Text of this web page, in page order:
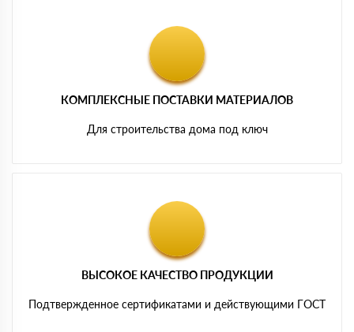
КОМПЛЕКСНЫЕ ПОСТАВКИ МАТЕРИАЛОВ
Для строительства дома под ключ
ВЫСОКОЕ КАЧЕСТВО ПРОДУКЦИИ
Подтвержденное сертификатами и действующими ГОСТ